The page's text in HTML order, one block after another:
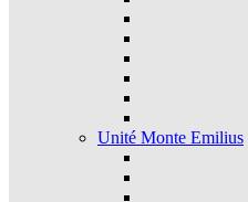
Unité Monte Emilius